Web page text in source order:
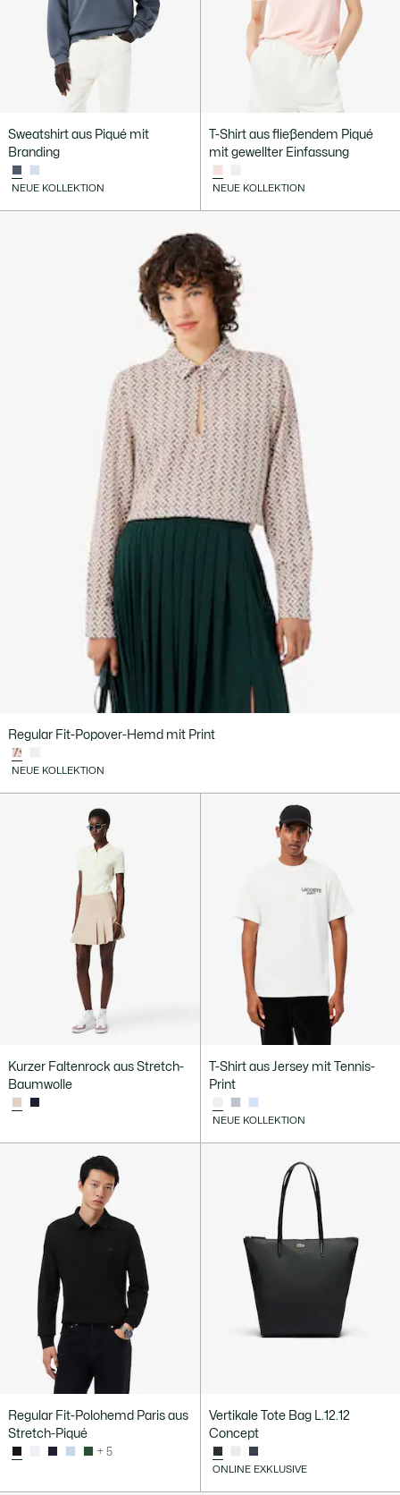
Sweatshirt aus Piqué mit
Branding
NEUE KOLLEKTION
T-Shirt aus fließendem Piqué
mit gewellter Einfassung
NEUE KOLLEKTION
Regular Fit-Popover-Hemd mit Print
NEUE KOLLEKTION
Kurzer Faltenrock aus Stretch-
Baumwolle
T-Shirt aus Jersey mit Tennis-
Print
NEUE KOLLEKTION
Regular Fit-Polohemd Paris aus
Stretch-Piqué
+ 5
Vertikale Tote Bag L.12.12
Concept
ONLINE EXKLUSIVE